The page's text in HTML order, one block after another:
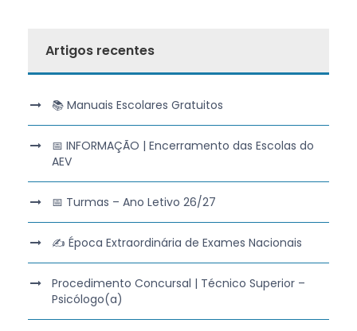
Artigos recentes
📚 Manuais Escolares Gratuitos
📅 INFORMAÇÃO | Encerramento das Escolas do
AEV
📅 Turmas – Ano Letivo 26/27
✍️ Época Extraordinária de Exames Nacionais
Procedimento Concursal | Técnico Superior –
Psicólogo(a)